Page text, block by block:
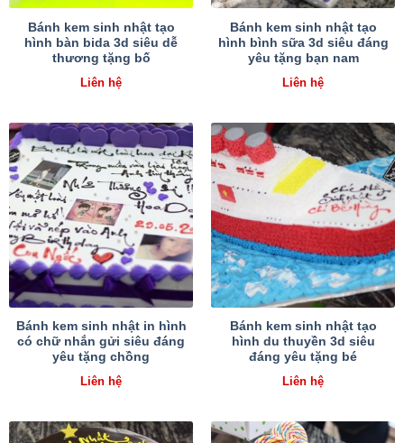
Bánh kem sinh nhật tạo
hình bàn bida 3d siêu dễ
thương tặng bố
Liên hệ
Bánh kem sinh nhật tạo
hình bình sữa 3d siêu đáng
yêu tặng bạn nam
Liên hệ
Bánh kem sinh nhật in hình
có chữ nhắn gửi siêu đáng
yêu tặng chồng
Liên hệ
Bánh kem sinh nhật tạo
hình du thuyền 3d siêu
đáng yêu tặng bé
Liên hệ